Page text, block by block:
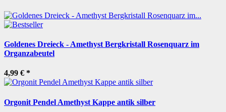
Goldenes Dreieck - Amethyst Bergkristall Rosenquarz im
Organzabeutel
4,99 € *
Orgonit Pendel Amethyst Kappe antik silber